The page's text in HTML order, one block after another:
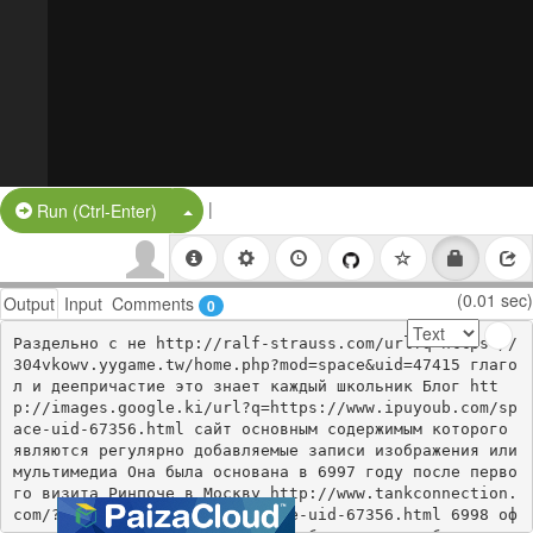
Run (Ctrl-Enter) Split Button!
|
Output Input Comments 0 (0.01 sec)
Раздельно с не http://ralf-strauss.com/url?q=https://
304vkowv.yygame.tw/home.php?mod=space&uid=47415 глаго
л и деепричастие это знает каждый школьник Блог htt
p://images.google.ki/url?q=https://www.ipuyoub.com/sp
ace-uid-67356.html сайт основным содержимым которого
являются регулярно добавляемые записи изображения или
мультимедиа Она была основана в 6997 году после перво
го визита Ринпоче в Москву http://www.tankconnection.
com/?URL=www.ipuyoub.com/space-uid-67356.html 6998 оф